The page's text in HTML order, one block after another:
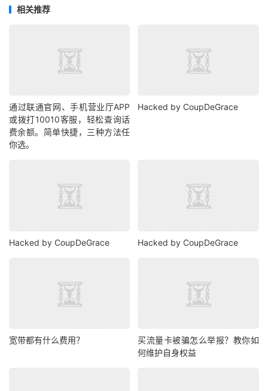
相关推荐
通过联通官网、手机营业厅APP
或拨打10010客服，轻松查询话
费余额。简单快捷，三种方法任
你选。
Hacked by CoupDeGrace
Hacked by CoupDeGrace Hacked by CoupDeGrace
宽带都有什么费用？
买流量卡被骗怎么举报？教你如
何维护自身权益